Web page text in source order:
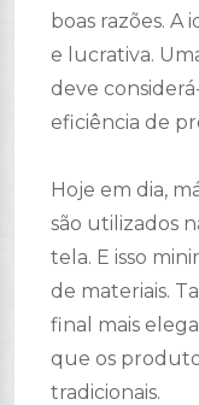
boas razões.
e lucrativa.
deve
eficiência de
Hoje em dia,
são utilizados
tela. E isso
de materiais.
final mais
que os
tradicionais.